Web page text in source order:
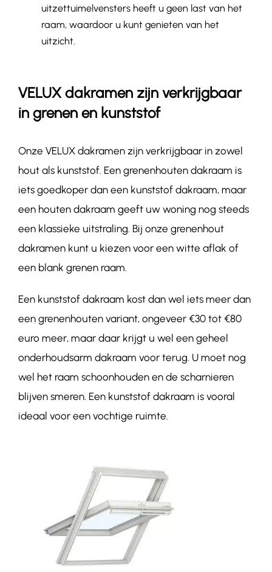
uitzettuimelvensters heeft u geen last van het
raam, waardoor u kunt genieten van het
uitzicht.
VELUX dakramen zijn verkrijgbaar
in grenen en kunststof
Onze VELUX dakramen zijn verkrijgbaar in zowel
hout als kunststof. Een grenenhouten dakraam is
iets goedkoper dan een kunststof dakraam, maar
een houten dakraam geeft uw woning nog steeds
een klassieke uitstraling. Bij onze grenenhout
dakramen kunt u kiezen voor een witte aflak of
een blank grenen raam.
Een kunststof dakraam kost dan wel iets meer dan
een grenenhouten variant, ongeveer €30 tot €80
euro meer, maar daar krijgt u wel een geheel
onderhoudsarm dakraam voor terug. U moet nog
wel het raam schoonhouden en de scharnieren
blijven smeren. Een kunststof dakraam is vooral
ideaal voor een vochtige ruimte.